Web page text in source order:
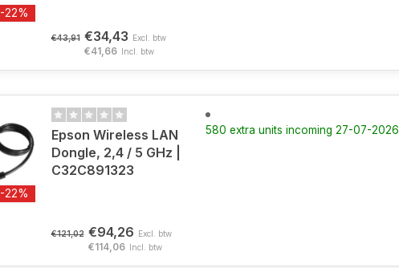
-22%
€43,91 €34,43 Excl. btw
€41,66 Incl. btw
-22%
Epson Wireless LAN
Dongle, 2,4 / 5 GHz |
C32C891323
€121,02 €94,26 Excl. btw
€114,06 Incl. btw
580 extra units incoming 27-07-2026